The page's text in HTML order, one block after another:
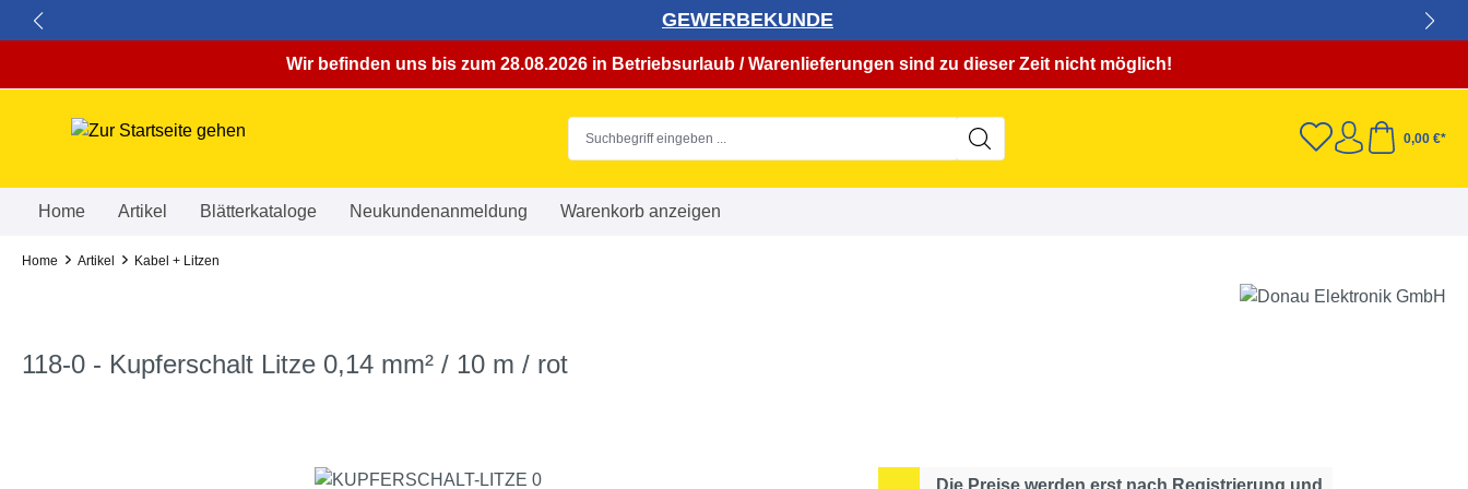
GEWERBEKUNDE
Wir befinden uns bis zum 28.08.2026 in Betriebsurlaub / Warenlieferungen sind zu dieser Zeit nicht möglich!
0,00 €*
Home Artikel Blätterkataloge Neukundenanmeldung Warenkorb anzeigen
Home Artikel Kabel + Litzen
118-0 - Kupferschalt Litze 0,14 mm² / 10 m / rot
Die Preise werden erst nach Registrierung und